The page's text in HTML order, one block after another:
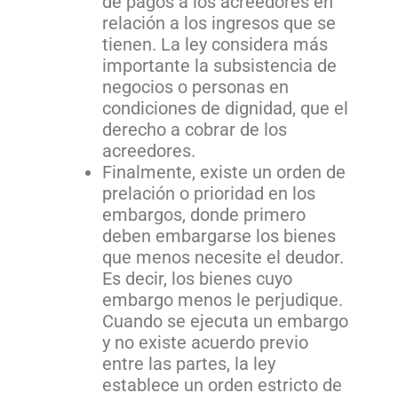
relación a los ingresos que se
tienen. La ley considera más
importante la subsistencia de
negocios o personas en
condiciones de dignidad, que el
derecho a cobrar de los
acreedores.
Finalmente, existe un orden de
prelación o prioridad en los
embargos, donde primero
deben embargarse los bienes
que menos necesite el deudor.
Es decir, los bienes cuyo
embargo menos le perjudique.
Cuando se ejecuta un embargo
y no existe acuerdo previo
entre las partes, la ley
establece un orden estricto de